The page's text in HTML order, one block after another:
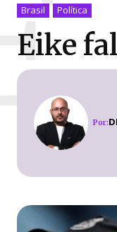
Brasil Política
Eike
Por: